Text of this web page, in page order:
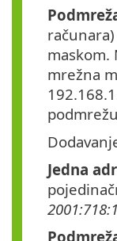
maskom.
mrežna
Jedna